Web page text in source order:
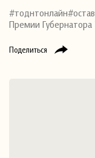
Поделиться
Премии